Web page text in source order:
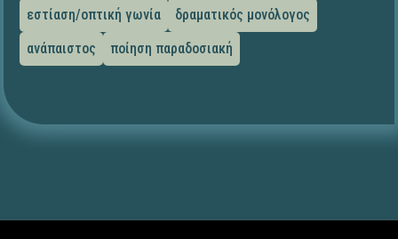
εστίαση/οπτική γωνία
δραματικός μονόλογος
ανάπαιστος
ποίηση παραδοσιακή